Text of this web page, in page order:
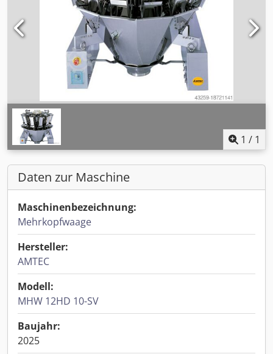
1 / 1
Daten zur Maschine
Maschinenbezeichnung:
Mehrkopfwaage
Hersteller:
AMTEC
Modell:
MHW 12HD 10-SV
Baujahr:
2025